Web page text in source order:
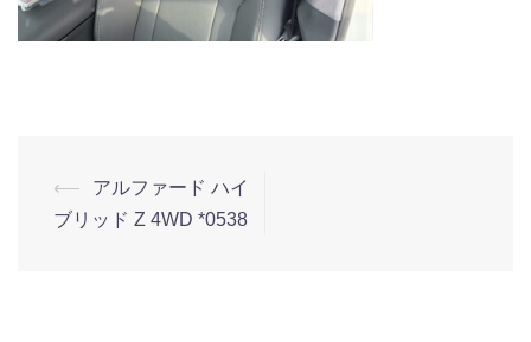
⟵
アルファード ハイ
ブリッド Z 4WD *0538